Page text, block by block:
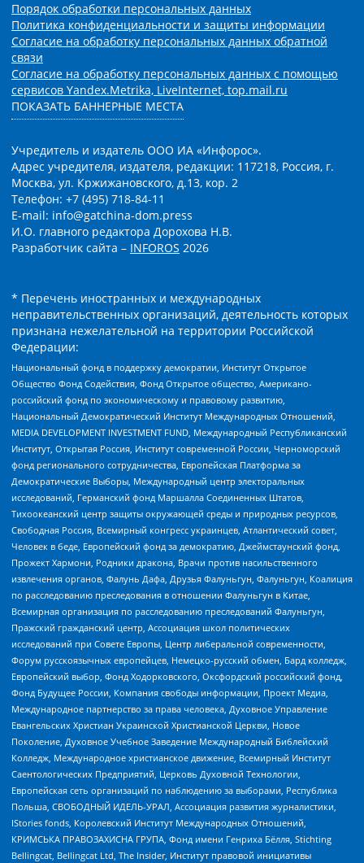
Порядок обработки персональных данных
Политика конфиденциальности и защиты информации
Согласие на обработку персональных данных обратной
связи
Согласие на обработку персональных данных с помощью
сервисов Yandex.Metrika, LiveInternet, top.mail.ru
ПОКАЗАТЬ БАННЕРНЫЕ МЕСТА
Учредитель и издатель ООО ИА «Инфорос».
Адрес учредителя, издателя, редакции: 117218, Россия, г.
Москва, ул. Кржижановского, д.13, кор. 2
Телефон: +7 (495) 718-84-11
E-mail: info@gatchina-dom.press
И.О. главного редактора Дорохова Н.В.
Разработчик сайта – INFOROS 2026
* Перечень иностранных и международных
неправительственных организаций, деятельность которых
признана нежелательной на территории Российской
Федерации:
Национальный фонд в поддержку демократии, Институт Открытое
Общество Фонд Содействия, Фонд Открытое общество, Американо-
российский фонд по экономическому и правовому развитию,
Национальный Демократический Институт Международных Отношений,
MEDIA DEVELOPMENT INVESTMENT FUND, Международный Республиканский
Институт, Открытая Россия, Институт современной России, Черноморский
фонд регионального сотрудничества, Европейская Платформа за
Демократические Выборы, Международный центр электоральных
исследований, Германский фонд Маршалла Соединенных Штатов,
Тихоокеанский центр защиты окружающей среды и природных ресурсов,
Свободная Россия, Всемирный конгресс украинцев, Атлантический совет,
Человек в беде, Европейский фонд за демократию, Джеймстаунский фонд,
Прожект Хармони, Родники дракона, Врачи против насильственного
извлечения органов, Фалунь Дафа, Друзья Фалуньгун, Фалуньгун, Коалиция
по расследованию преследования в отношении Фалуньгун в Китае,
Всемирная организация по расследованию преследований Фалуньгун,
Пражский гражданский центр, Ассоциация школ политических
исследований при Совете Европы, Центр либеральной современности,
Форум русскоязычных европейцев, Немецко-русский обмен, Бард колледж,
Европейский выбор, Фонд Ходорковского, Оксфордский российский фонд,
Фонд Будущее России, Компания свободы информации, Проект Медиа,
Международное партнерство за права человека, Духовное Управление
Евангельских Христиан Украинской Христианской Церкви, Новое
Поколение, Духовное Учебное Заведение Международный Библейский
Колледж, Международное христианское движение, Всемирный Институт
Саентологических Предприятий, Церковь Духовной Технологии,
Европейская сеть организаций по наблюдению за выборами, Республика
Польша, СВОБОДНЫЙ ИДЕЛЬ-УРАЛ, Ассоциация развития журналистики,
IStories fonds, Королевский Институт Международных Отношений,
КРИМСЬКА ПРАВОЗАХИСНА ГРУПА, Фонд имени Генриха Бёлля, Stichting
Bellingcat, Bellingcat Ltd, The Insider, Институт правовой инициативы